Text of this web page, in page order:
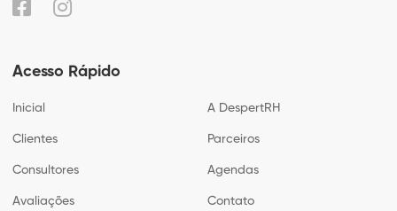
Acesso Rápido
Inicial A DespertRH
Clientes Parceiros
Consultores Agendas
Avaliações Contato